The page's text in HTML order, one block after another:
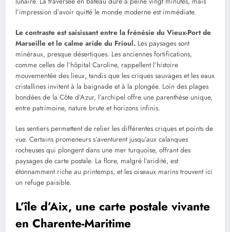
l’impression d’avoir quitté le monde moderne est immédiate.
Le contraste est saisissant entre la frénésie du Vieux-Port de
Marseille et le calme aride du Frioul. Les paysages sont
minéraux, presque désertiques. Les anciennes fortifications,
comme celles de l’hôpital Caroline, rappellent l’histoire
mouvementée des lieux, tandis que les criques sauvages et les eaux
cristallines invitent à la baignade et à la plongée. Loin des plages
bondées de la Côte d’Azur, l’archipel offre une parenthèse unique,
entre patrimoine, nature brute et horizons infinis.
Les sentiers permettent de relier les différentes criques et points de
vue. Certains promeneurs s’aventurent jusqu’aux calanques
rocheuses qui plongent dans une mer turquoise, offrant des
paysages de carte postale. La flore, malgré l’aridité, est
étonnamment riche au printemps, et les oiseaux marins trouvent ici
un refuge paisible.
L’île d’Aix, une carte postale vivante
en Charente-Maritime